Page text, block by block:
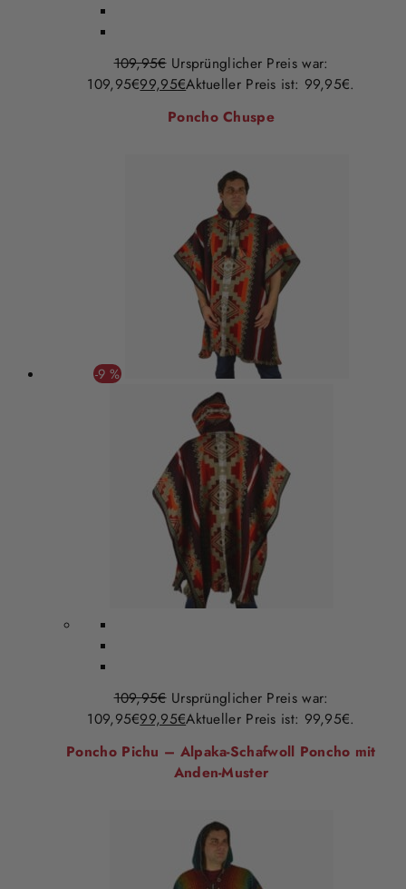
109,95€ Ursprünglicher Preis war:
109,95€99,95€Aktueller Preis ist: 99,95€.
Poncho Chuspe
-9 %
109,95€ Ursprünglicher Preis war:
109,95€99,95€Aktueller Preis ist: 99,95€.
Poncho Pichu – Alpaka-Schafwoll Poncho mit
Anden-Muster